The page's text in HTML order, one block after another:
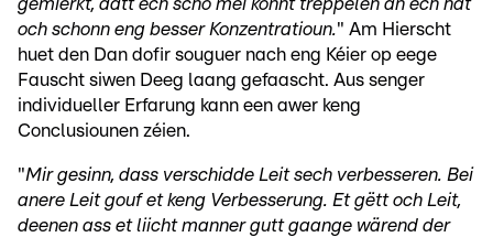
gemierkt, datt ech scho méi konnt trëppelen an ech hat
och schonn eng besser Konzentratioun." Am Hierscht
huet den Dan dofir souguer nach eng Kéier op eege
Fauscht siwen Deeg laang gefaascht. Aus senger
individueller Erfarung kann een awer keng
Conclusiounen zéien.
"Mir gesinn, dass verschidde Leit sech verbesseren. Bei
anere Leit gouf et keng Verbesserung. Et gëtt och Leit,
deenen ass et liicht manner gutt gaange wärend der